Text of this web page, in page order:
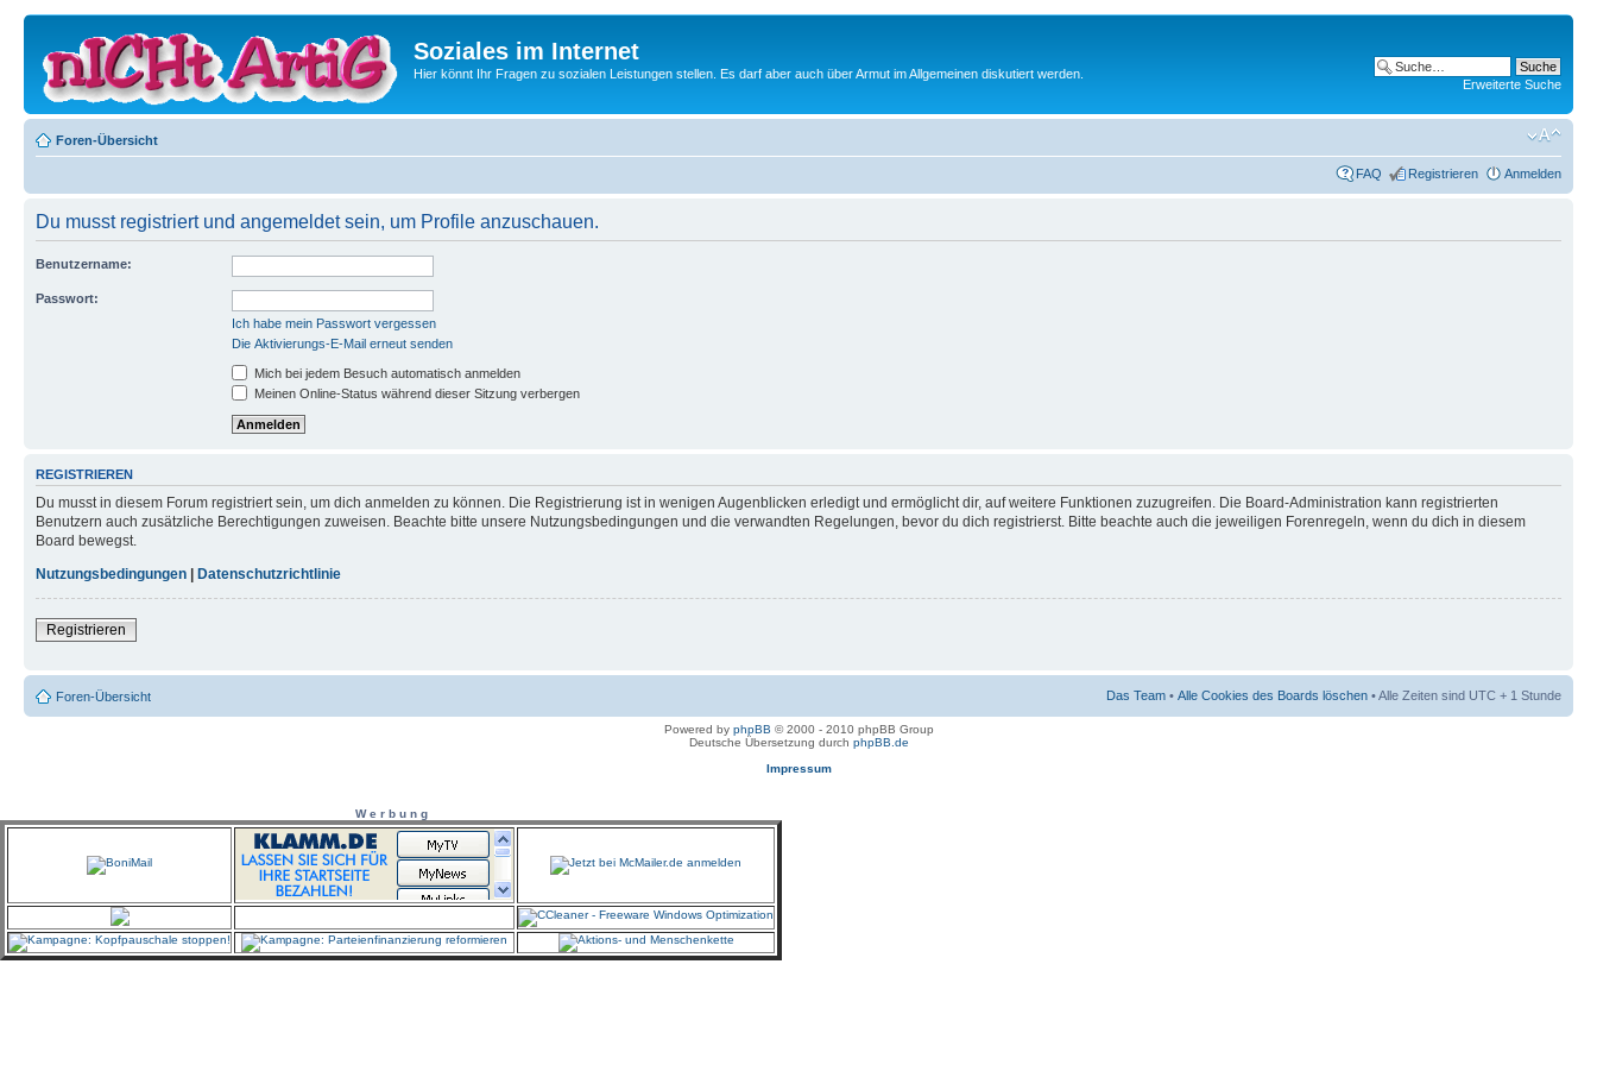
Soziales im Internet
Hier könnt Ihr Fragen zu sozialen Leistungen stellen. Es darf aber auch über Armut im Allgemeinen diskutiert werden.
Erweiterte Suche
Foren-Übersicht
FAQ Registrieren Anmelden
Du musst registriert und angemeldet sein, um Profile anzuschauen.
Benutzername:
Passwort:
Ich habe mein Passwort vergessen
Die Aktivierungs-E-Mail erneut senden
Mich bei jedem Besuch automatisch anmelden
Meinen Online-Status während dieser Sitzung verbergen
REGISTRIEREN
Du musst in diesem Forum registriert sein, um dich anmelden zu können. Die Registrierung ist in wenigen Augenblicken erledigt und ermöglicht dir, auf weitere Funktionen zuzugreifen. Die Board-Administration kann registrierten
Benutzern auch zusätzliche Berechtigungen zuweisen. Beachte bitte unsere Nutzungsbedingungen und die verwandten Regelungen, bevor du dich registrierst. Bitte beachte auch die jeweiligen Forenregeln, wenn du dich in diesem
Board bewegst.
Nutzungsbedingungen | Datenschutzrichtlinie
Registrieren
Foren-Übersicht Das Team • Alle Cookies des Boards löschen • Alle Zeiten sind UTC + 1 Stunde
Powered by phpBB © 2000 - 2010 phpBB Group
Deutsche Übersetzung durch phpBB.de
Impressum
W e r b u n g